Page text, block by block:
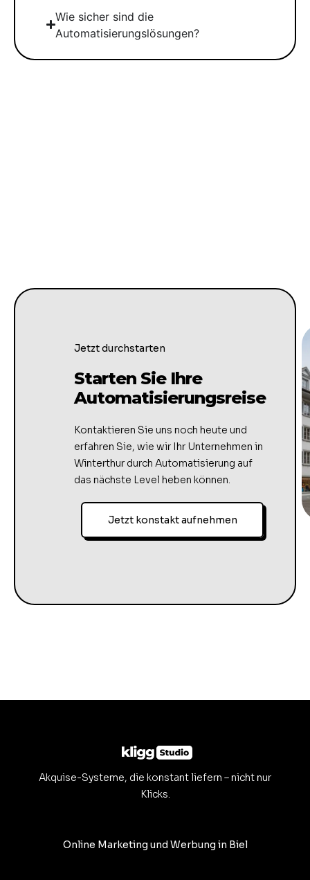
Wie sicher sind die
Automatisierungslösungen?
Jetzt durchstarten
Starten Sie Ihre
Automatisierungsreise
Kontaktieren Sie uns noch heute und
erfahren Sie, wie wir Ihr Unternehmen in
Winterthur durch Automatisierung auf
das nächste Level heben können.
Jetzt konstakt aufnehmen
Akquise-Systeme, die konstant liefern – nicht nur
Klicks.
Online Marketing und Werbung in Biel